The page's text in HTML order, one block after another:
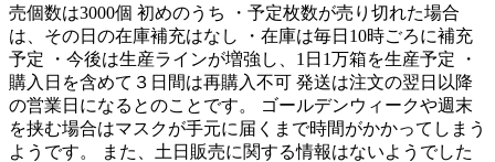
売個数は3000個 初めのうち ・予定枚数が売り切れた場合
は、その日の在庫補充はなし ・在庫は毎日10時ごろに補充
予定 ・今後は生産ラインが増強し、1日1万箱を生産予定 ・
購入日を含めて３日間は再購入不可 発送は注文の翌日以降
の営業日になるとのことです。 ゴールデンウィークや週末
を挟む場合はマスクが手元に届くまで時間がかかってしまう
ようです。 また、土日販売に関する情報はないようでした